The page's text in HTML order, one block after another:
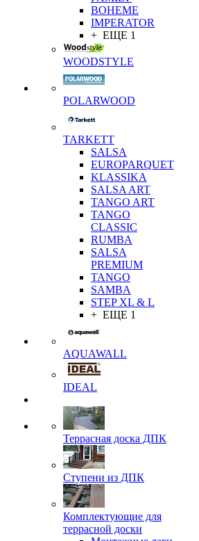
BOHEME
IMPERATOR
+ ЕЩЕ 1
WOODSTYLE
POLARWOOD
TARKETT
SALSA
EUROPARQUET
KLASSIKA
SALSA ART
TANGO ART
TANGO
CLASSIC
RUMBA
SALSA
PREMIUM
TANGO
SAMBA
STEP XL & L
+ ЕЩЕ 1
AQUAWALL
IDEAL
Террасная доска ДПК
Ступени из ДПК
Комплектующие для
террасной доски